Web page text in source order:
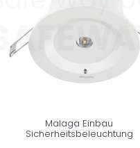
Malaga Einbau
Sicherheitsbeleuchtung